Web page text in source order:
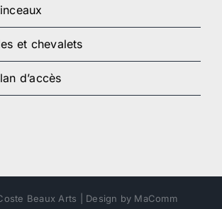
et chevalets
d’accès
Beaux Arts | Design by MaComm